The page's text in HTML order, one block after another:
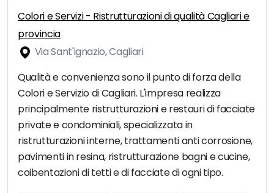
Colori e Servizi - Ristrutturazioni di qualità Cagliari e
provincia
Via Sant'ignazio, Cagliari
Qualità e convenienza sono il punto di forza della
Colori e Servizio di Cagliari. L'impresa realizza
principalmente ristrutturazioni e restauri di facciate
private e condominiali, specializzata in
ristrutturazioni interne, trattamenti anti corrosione,
pavimenti in resina, ristrutturazione bagni e cucine,
coibentazioni di tetti e di facciate di ogni tipo.